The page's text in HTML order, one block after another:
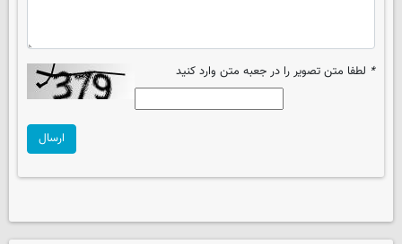
* لطفا متن تصویر را در جعبه متن وارد کنید
ارسال